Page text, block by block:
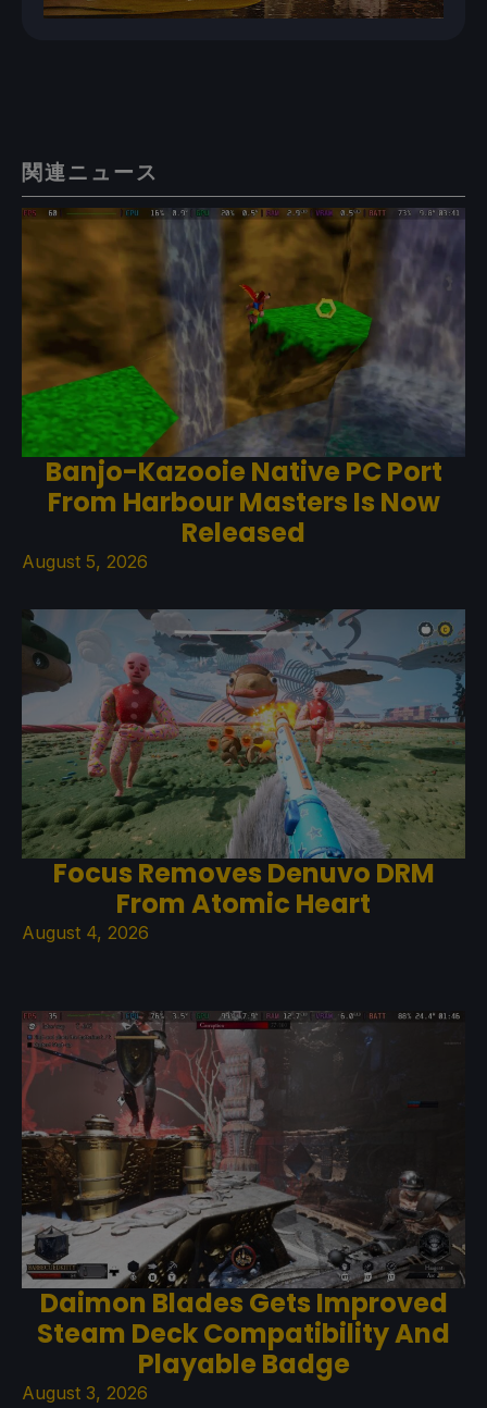
関連ニュース
Banjo-Kazooie Native PC Port
From Harbour Masters Is Now
Released
August 5, 2026
Focus Removes Denuvo DRM
From Atomic Heart
August 4, 2026
Daimon Blades Gets Improved
Steam Deck Compatibility And
Playable Badge
August 3, 2026